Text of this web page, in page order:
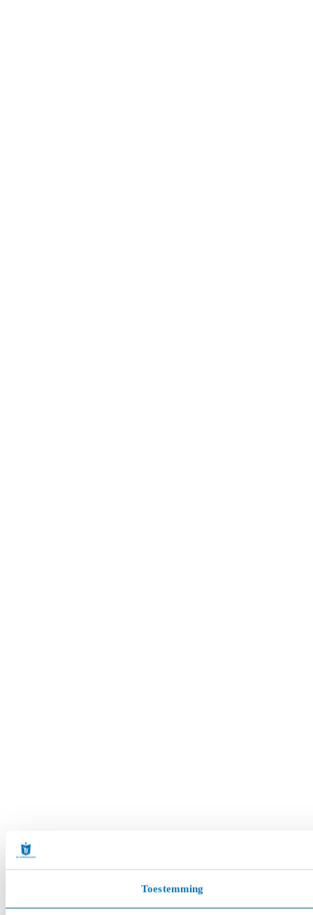
Toestemming